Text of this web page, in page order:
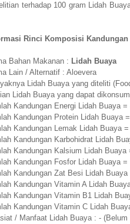
terhadap 100 gram Lidah
Rinci Komposisi
Bahan Makanan : Lidah Buaya
Lain / Alternatif : Aloevera
Lidah Buaya yang diteliti
Lidah Buaya yang dapat
Kandungan Energi Lidah Buaya =
Kandungan Protein Lidah Buaya
Kandungan Lemak Lidah Buaya
Kandungan Karbohidrat Lidah
Kandungan Kalsium Lidah Buaya
Kandungan Fosfor Lidah Buaya =
Kandungan Zat Besi Lidah
Kandungan Vitamin A Lidah
Kandungan Vitamin B1 Lidah
Kandungan Vitamin C Lidah
/ Manfaat Lidah Buaya : - (Belum